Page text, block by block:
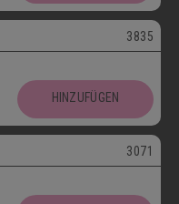
3835
HINZUFÜGEN
3071